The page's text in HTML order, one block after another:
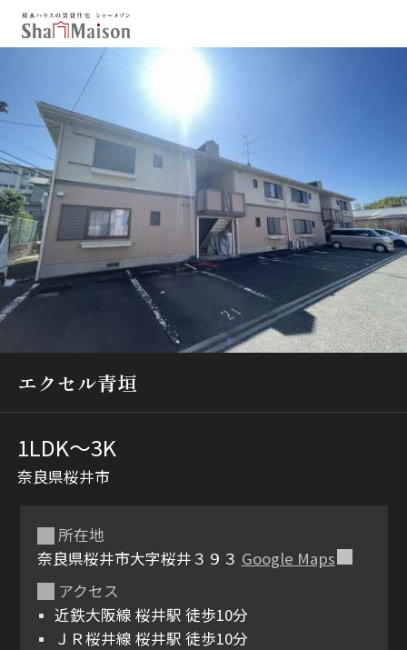
保存した条件
お気に入り
新着メール設定
北海道 東北
関東
中部
関西
中国・四国
市区郡・路線・駅から探す
通勤・通学時間から探す
地図から探す
人気のカテゴリから探す
シャーメゾンとは
ン
エクセル青垣
1LDK〜3K
奈良県桜井市
所在地
奈良県桜井市大字桜井３９３ Google Maps
アクセス
近鉄大阪線 桜井駅 徒歩10分
ＪＲ桜井線 桜井駅 徒歩10分